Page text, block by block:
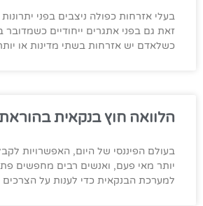
בעלי אזרחות כפולה ניצבים בפני
זאת גם בפני אתגרים ייחודיים כשמדובר
כשלאדם יש אזרחות בשתי מדינות או
הלוואה חוץ בנקאית
בעולם הפיננסי של היום, האפשרויות
יותר מאי פעם, ואנשים רבים מחפשים
למערכת הבנקאית כדי לענות על